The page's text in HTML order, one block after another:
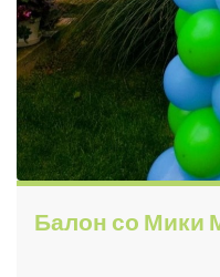
Балон со Мики